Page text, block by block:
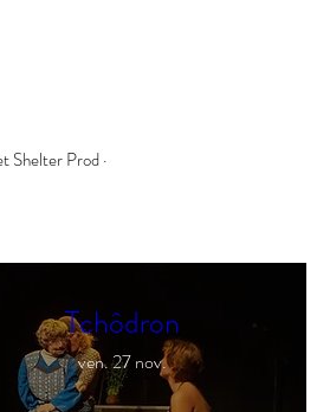
Shelter Prod ·
Tchôdron
ven. 27 nov.